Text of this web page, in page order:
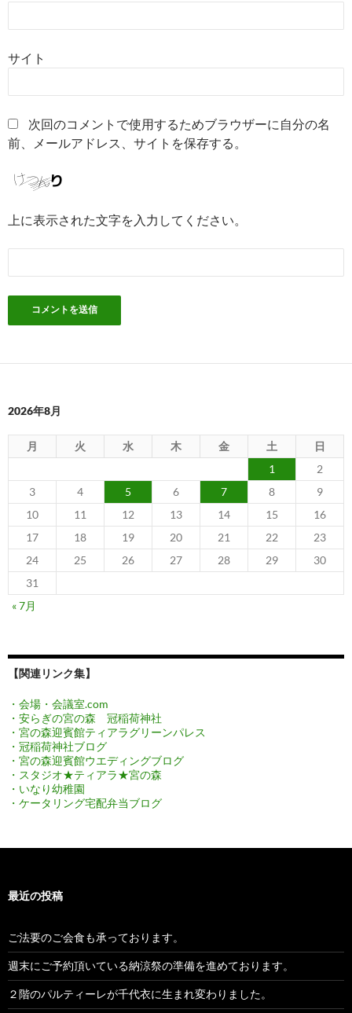
サイト
次回のコメントで使用するためブラウザーに自分の名
前、メールアドレス、サイトを保存する。
上に表示された文字を入力してください。
2026年8月
月 火 水 木 金 土
日
1
2
3
4 5 6 7 8
9
10
11 12 13 14 15
16
17
18 19 20 21 22
23
24
25 26 27 28 29
30
31
« 7月
【関連リンク集】
・会場・会議室.com
・安らぎの宮の森 冠稲荷神社
・宮の森迎賓館ティアラグリーンパレス
・冠稲荷神社ブログ
・宮の森迎賓館ウエディングブログ
・スタジオ★ティアラ★宮の森
・いなり幼稚園
・ケータリング宅配弁当ブログ
最近の投稿
ご法要のご会食も承っております。
週末にご予約頂いている納涼祭の準備を進めております。
２階のパルティーレが千代衣に生まれ変わりました。